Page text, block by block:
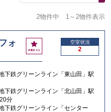
2物件中 1～2物件表示
ォ
お
気
に
入
空室状況
2
下鉄グリーンライン「東山田」駅
下鉄グリーンライン「北山田」駅
分
下鉄グリーンライン「センター